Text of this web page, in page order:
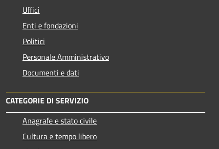
Uffici
Enti e fondazioni
Politici
Personale Amministrativo
Documenti e dati
CATEGORIE DI SERVIZIO
Anagrafe e stato civile
Cultura e tempo libero